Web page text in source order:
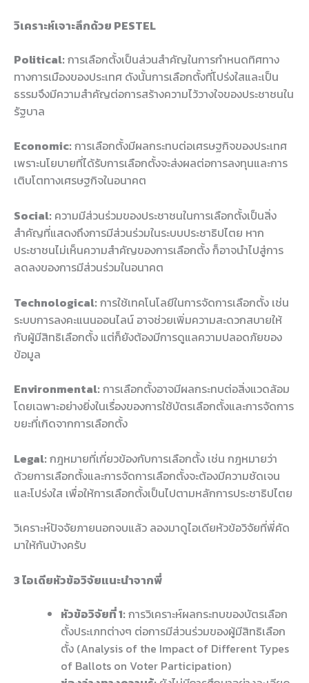
วิเคราะห์เจาะลึกด้วย PESTEL
Political: การเลือกตั้งเป็นส่วนสำคัญในการกำหนดทิศทาง
ทางการเมืองของประเทศ ดังนั้นการเลือกตั้งที่โปร่งใสและเป็น
ธรรมจึงมีความสำคัญต่อการสร้างความไว้วางใจของประชาชนใน
รัฐบาล
Economic: การเลือกตั้งมีผลกระทบต่อเศรษฐกิจของประเทศ
เพราะนโยบายที่ได้รับการเลือกตั้งจะส่งผลต่อการลงทุนและการ
เติบโตทางเศรษฐกิจในอนาคต
Social: ความมีส่วนร่วมของประชาชนในการเลือกตั้งเป็นสิ่ง
สำคัญที่แสดงถึงการมีส่วนร่วมในระบบประชาธิปไตย หาก
ประชาชนไม่เห็นความสำคัญของการเลือกตั้ง ก็อาจนำไปสู่การ
ลดลงของการมีส่วนร่วมในอนาคต
Technological: การใช้เทคโนโลยีในการจัดการเลือกตั้ง เช่น
ระบบการลงคะแนนออนไลน์ อาจช่วยเพิ่มความสะดวกสบายให้
กับผู้มีสิทธิเลือกตั้ง แต่ก็ยังต้องมีการดูแลความปลอดภัยของ
ข้อมูล
Environmental: การเลือกตั้งอาจมีผลกระทบต่อสิ่งแวดล้อม
โดยเฉพาะอย่างยิ่งในเรื่องของการใช้บัตรเลือกตั้งและการจัดการ
ขยะที่เกิดจากการเลือกตั้ง
Legal: กฎหมายที่เกี่ยวข้องกับการเลือกตั้ง เช่น กฎหมายว่า
ด้วยการเลือกตั้งและการจัดการเลือกตั้งจะต้องมีความชัดเจน
และโปร่งใส เพื่อให้การเลือกตั้งเป็นไปตามหลักการประชาธิปไตย
วิเคราะห์ปัจจัยภายนอกจบแล้ว ลองมาดูไอเดียหัวข้อวิจัยที่พี่คัด
มาให้กันบ้างครับ
3 ไอเดียหัวข้อวิจัยแนะนำจากพี่
หัวข้อวิจัยที่ 1: การวิเคราะห์ผลกระทบของบัตรเลือก
ตั้งประเภทต่างๆ ต่อการมีส่วนร่วมของผู้มีสิทธิเลือก
ตั้ง (Analysis of the Impact of Different Types
of Ballots on Voter Participation)